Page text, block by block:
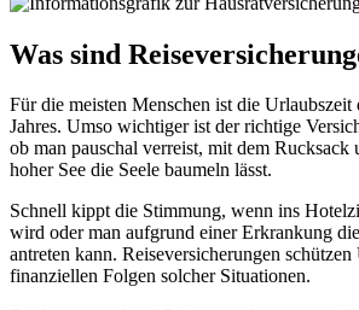
Was sind
Für die meisten Menschen ist die Urlaubszeit
Jahres. Umso wichtiger ist der richtige
ob man pauschal verreist, mit dem Rucksack
hoher See die Seele baumeln lässt.
Schnell kippt die Stimmung, wenn ins
wird oder man aufgrund einer Erkrankung
antreten kann. Reiseversicherungen
finanziellen Folgen solcher Situationen.